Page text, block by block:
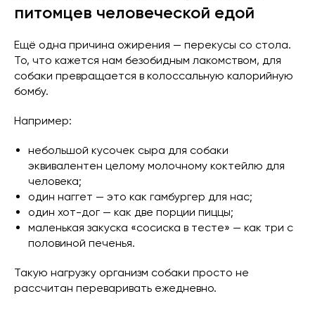
питомцев человеческой едой
Ещё одна причина ожирения — перекусы со стола.
То, что кажется нам безобидным лакомством, для
собаки превращается в колоссальную калорийную
бомбу.
Например:
небольшой кусочек сыра для собаки
эквивалентен целому молочному коктейлю для
человека;
один наггет — это как гамбургер для нас;
один хот-дог — как две порции пиццы;
маленькая закуска «сосиска в тесте» — как три с
половиной печенья.
Такую нагрузку организм собаки просто не
рассчитан переваривать ежедневно.